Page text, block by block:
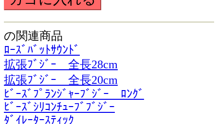
の関連商品
ﾛｰｽﾞﾊﾞｯﾄｻｳﾝﾄﾞ
拡張ﾌﾞｼﾞｰ 全長28cm
拡張ﾌﾞｼﾞｰ 全長20cm
ﾋﾞｰｽﾞﾌﾟﾗﾝｼﾞｬｰﾌﾞｼﾞｰ ﾛﾝｸﾞ
ﾋﾞｰｽﾞｼﾘｺﾝﾁｭｰﾌﾞﾌﾞｼﾞｰ
ﾀﾞｲﾚｰﾀｰｽﾃｨｯｸ